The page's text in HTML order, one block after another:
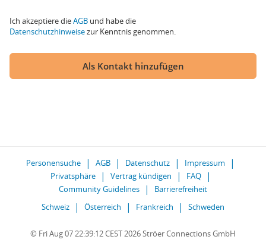
Ich akzeptiere dieAGB und habe die
Datenschutzhinweisezur Kenntnis genommen.
Als Kontakt hinzufügen
Personensuche AGB Datenschutz
Impressum
Privatsphäre
Vertrag kündigen
FAQ
Community Guidelines
Barrierefreiheit
Schweiz
Österreich Frankreich Schweden
© Fri Aug 07 22:39:12 CEST 2026 Ströer Connections GmbH